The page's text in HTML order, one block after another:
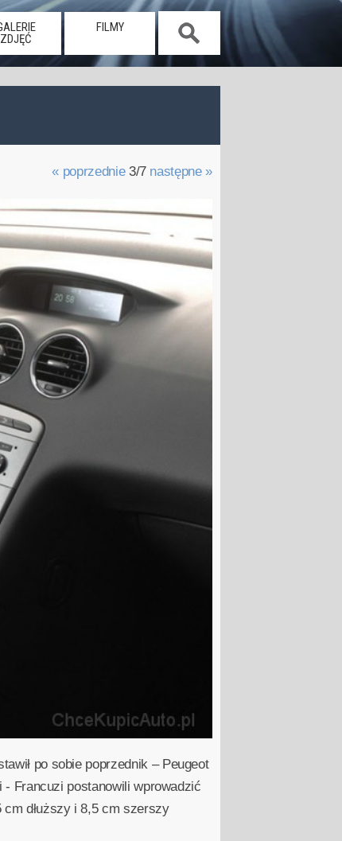
ZDJĘĆ
FILMY
« poprzednie3/7 następne »
po sobie poprzednik – Peugeot
- Francuzi postanowili wprowadzić
cm dłuższy i 8,5 cm szerszy